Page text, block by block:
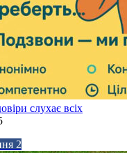
слухає всіх
2